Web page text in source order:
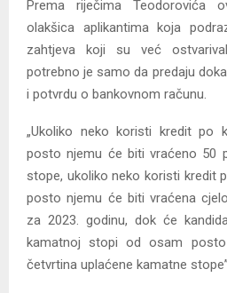
Prema riječima Teodorovića
olakšica aplikantima koja
zahtjeva koji su već
potrebno je samo da predaju
i potvrdu o bankovnom računu.
„Ukoliko neko koristi kredit po
posto njemu će biti vraćeno 50
stope, ukoliko neko koristi kredit
posto njemu će biti vraćena
za 2023. godinu, dok će
kamatnoj stopi od osam
četvrtina uplaćene kamatne